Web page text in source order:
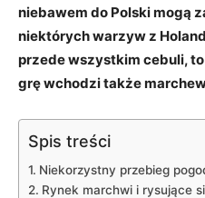
niebawem do Polski mogą
niektórych warzyw z
przede wszystkim cebuli,
grę wchodzi także
Spis treści
Niekorzystny przebieg
Rynek marchwi i rysujące